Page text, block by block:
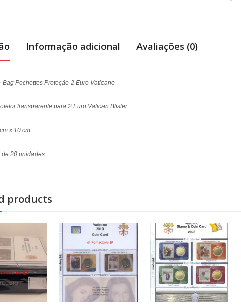
Informação adicional Avaliações (0)
Bag Pochettes Proteção 2 Euro Vaticano
transparente para 2 Euro Vatican Blister
x 10 cm
20 unidades.
products